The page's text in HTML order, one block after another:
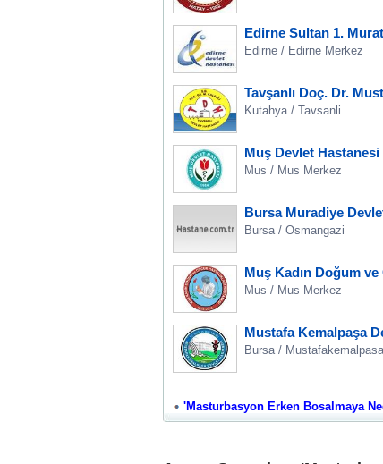
Edirne Sultan 1.
Edirne / Edirne Merkez
Tavşanlı Doç. Dr.
Kutahya / Tavsanli
Muş Devlet Hastanesi
Mus / Mus Merkez
Bursa Muradiye
Bursa / Osmangazi
Muş Kadın Doğum
Mus / Mus Merkez
Mustafa Kemalpaşa
Bursa / Mustafakemalpasa
'Masturbasyon Erken Bosalmaya